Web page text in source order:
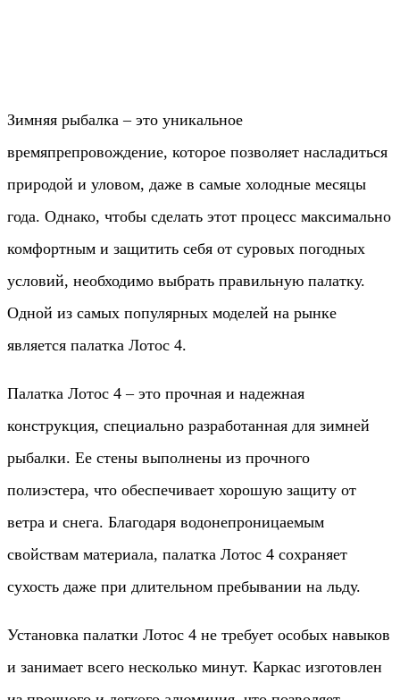
Зимняя рыбалка – это уникальное
времяпрепровождение, которое позволяет насладиться
природой и уловом, даже в самые холодные месяцы
года. Однако, чтобы сделать этот процесс максимально
комфортным и защитить себя от суровых погодных
условий, необходимо выбрать правильную палатку.
Одной из самых популярных моделей на рынке
является палатка Лотос 4.
Палатка Лотос 4 – это прочная и надежная
конструкция, специально разработанная для зимней
рыбалки. Ее стены выполнены из прочного
полиэстера, что обеспечивает хорошую защиту от
ветра и снега. Благодаря водонепроницаемым
свойствам материала, палатка Лотос 4 сохраняет
сухость даже при длительном пребывании на льду.
Установка палатки Лотос 4 не требует особых навыков
и занимает всего несколько минут. Каркас изготовлен